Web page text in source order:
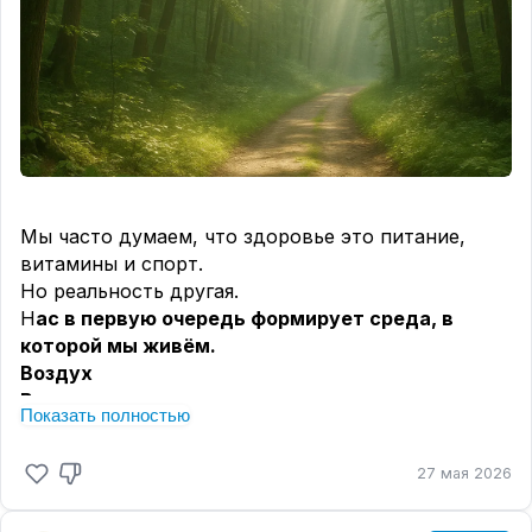
Мы часто думаем, что здоровье это питание,
витамины и спорт.
Но реальность другая.
Нас в первую очередь формирует среда, в
которой мы живём.
Воздух
Вода
Химия в быту
Пластик и токсины
Гаджеты и загрязнение среды
Показать полностью
27 мая 2026